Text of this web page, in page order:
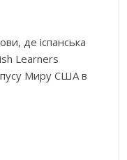
де іспанська
Learners
Миру США в